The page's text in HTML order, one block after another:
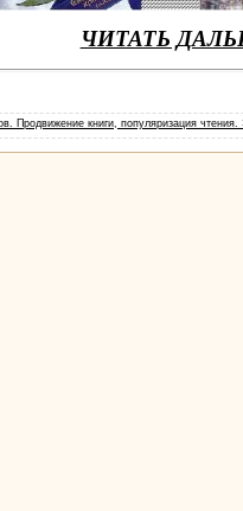
ЧИТАТЬ
Продвижение книги, популяризация чтения.